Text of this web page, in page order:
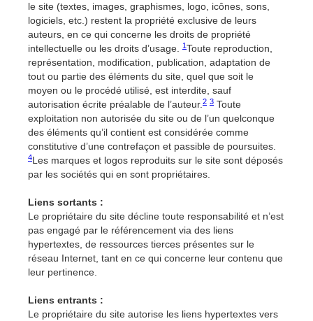
le site (textes, images, graphismes, logo, icônes, sons,
logiciels, etc.) restent la propriété exclusive de leurs
auteurs, en ce qui concerne les droits de propriété
intellectuelle ou les droits d’usage. 1Toute reproduction,
représentation, modification, publication, adaptation de
tout ou partie des éléments du site, quel que soit le
moyen ou le procédé utilisé, est interdite, sauf
autorisation écrite préalable de l’auteur.2 3 Toute
exploitation non autorisée du site ou de l’un quelconque
des éléments qu’il contient est considérée comme
constitutive d’une contrefaçon et passible de poursuites.
4Les marques et logos reproduits sur le site sont déposés
par les sociétés qui en sont propriétaires.
Liens sortants :
Le propriétaire du site décline toute responsabilité et n’est
pas engagé par le référencement via des liens
hypertextes, de ressources tierces présentes sur le
réseau Internet, tant en ce qui concerne leur contenu que
leur pertinence.
Liens entrants :
Le propriétaire du site autorise les liens hypertextes vers